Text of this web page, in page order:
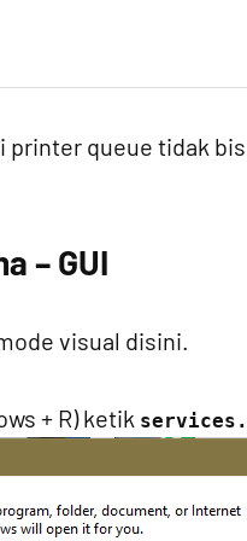
printer queue tidak
– GUI
visual disini.
+ R) ketik